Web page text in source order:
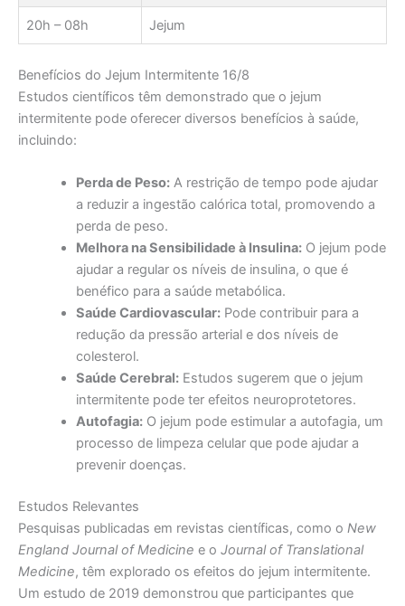
20h – 08h Jejum
Benefícios do Jejum Intermitente 16/8
Estudos científicos têm demonstrado que o jejum
intermitente pode oferecer diversos benefícios à saúde,
incluindo:
Perda de Peso:A restrição de tempo pode ajudar
a reduzir a ingestão calórica total, promovendo a
perda de peso.
Melhora na Sensibilidade à Insulina:O jejum pode
ajudar a regular os níveis de insulina, o que é
benéfico para a saúde metabólica.
Saúde Cardiovascular:Pode contribuir para a
redução da pressão arterial e dos níveis de
colesterol.
Saúde Cerebral:Estudos sugerem que o jejum
intermitente pode ter efeitos neuroprotetores.
Autofagia:O jejum pode estimular a autofagia, um
processo de limpeza celular que pode ajudar a
prevenir doenças.
Estudos Relevantes
Pesquisas publicadas em revistas científicas, como o New
England Journal of Medicine e o Journal of Translational
Medicine, têm explorado os efeitos do jejum intermitente.
Um estudo de 2019 demonstrou que participantes que